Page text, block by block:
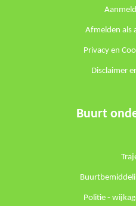
Afmelden als
Privacy en
Disclaimer
Buurt
Politie -